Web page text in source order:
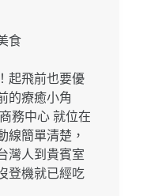
食
起飛前也要優
的療癒小角
務中心 就位在
線簡單清楚，
灣人到貴賓室
登機就已經吃